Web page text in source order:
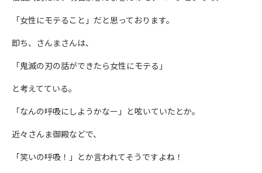
「女性にモテること」だと思っております。
即ち、さんまさんは、
「鬼滅の刃の話ができたら女性にモテる」
と考えてている。
「なんの呼吸にしようかなー」と呟いていたとか。
近々さんま御殿などで、
「笑いの呼吸！」とか言われてそうですよね！